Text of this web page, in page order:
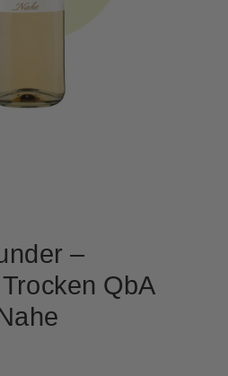
–
QbA